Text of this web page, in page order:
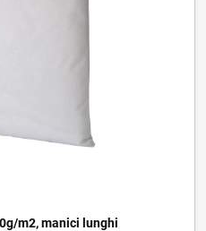
m2, manici lunghi